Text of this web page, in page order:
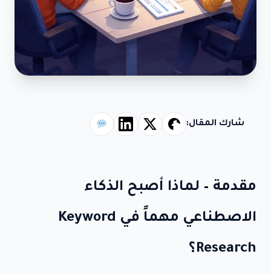
شارك المقال:
مقدمة – لماذا أصبح الذكاء
الاصطناعي مهماً في Keyword
Research؟